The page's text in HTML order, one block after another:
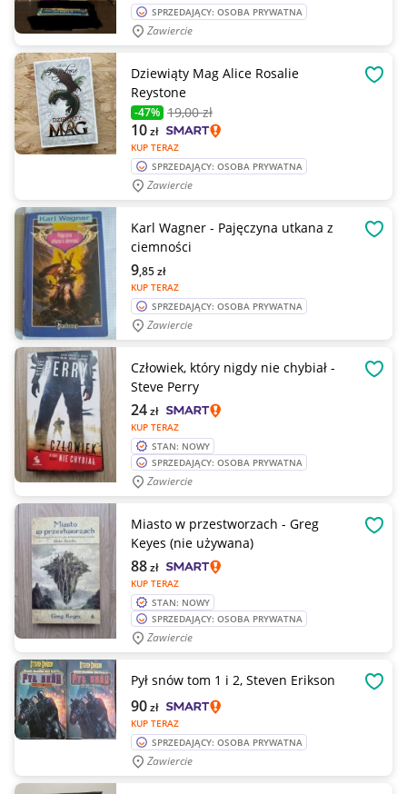
SPRZEDAJĄCY: OSOBA PRYWATNA
Zawiercie
Dziewiąty Mag Alice Rosalie
Reystone
-47% 19,00 zł
KUP TERAZ
10zł
SPRZEDAJĄCY: OSOBA PRYWATNA
Zawiercie
Karl Wagner - Pajęczyna utkana z
ciemności
KUP TERAZ
9,85zł
SPRZEDAJĄCY: OSOBA PRYWATNA
Zawiercie
Człowiek, który nigdy nie chybiał -
Steve Perry
KUP TERAZ
24zł
STAN: NOWY
SPRZEDAJĄCY: OSOBA PRYWATNA
Zawiercie
Miasto w przestworzach - Greg
Keyes (nie używana)
KUP TERAZ
88zł
STAN: NOWY
SPRZEDAJĄCY: OSOBA PRYWATNA
Zawiercie
Pył snów tom 1 i 2, Steven Erikson
KUP TERAZ
90zł
SPRZEDAJĄCY: OSOBA PRYWATNA
Zawiercie